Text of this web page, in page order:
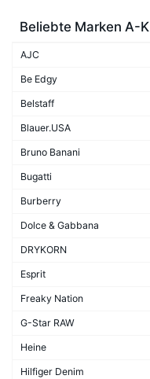
Beliebte Marken A-K
AJC
Be Edgy
Belstaff
Blauer.USA
Bruno Banani
Bugatti
Burberry
Dolce & Gabbana
DRYKORN
Esprit
Freaky Nation
G-Star RAW
Heine
Hilfiger Denim